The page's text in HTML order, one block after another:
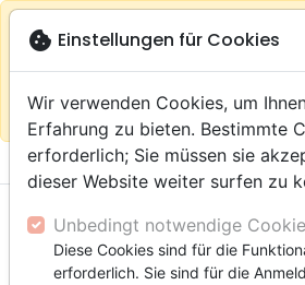
Auf der Webseite
warningGemäß
Ihrem
Einkauf im ShopDas Haus der
menu
cookie Einstellungen für Cookies
Wir verwenden Cookies, um
Erfahrung zu bieten. Bestimmte
erforderlich; Sie müssen sie
dieser Website weiter surfen zu
Unbedingt notwendige
Diese Cookies sind für die
erforderlich. Sie sind für die